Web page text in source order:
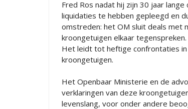
Fred Ros nadat hij zijn 30 jaar
liquidaties te hebben gepleegd en
omstreden: het OM sluit deals met
kroongetuigen elkaar
Het leidt tot heftige confrontaties
kroongetuigen.
Het Openbaar Ministerie en de
verklaringen van deze
levenslang, voor onder andere